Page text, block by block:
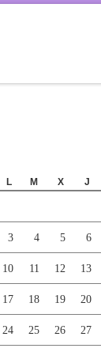
L
M X J
3 4 5 6
10 11 12 13
17 18 19 20
24 25 26 27